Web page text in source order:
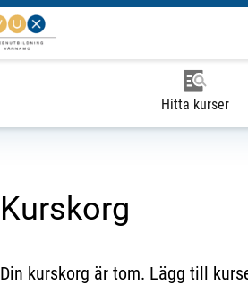
Hitta kurser
Kurskorg
Din kurskorg är tom. Lägg till